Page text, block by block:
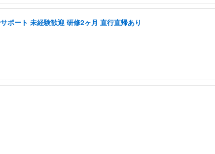
ポート 未経験歓迎 研修2ヶ月 直行直帰あり